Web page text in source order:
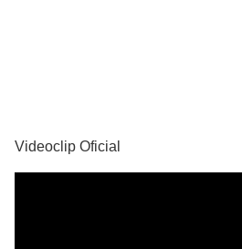
Videoclip Oficial